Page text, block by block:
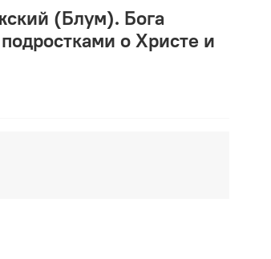
(Блум). Бога
о Христе и